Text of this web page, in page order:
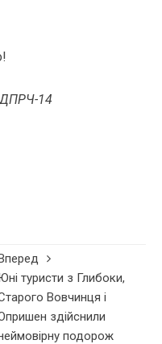
14
туристи з Глибоки,
Вовчинця і
здійснили
подорож